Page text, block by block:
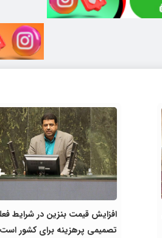
افزایش قیمت بنزین در شرایط
تصمیمی پرهزینه برای کشور